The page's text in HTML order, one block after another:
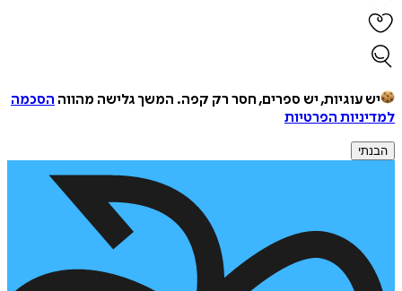
יש עוגיות, יש ספרים, חסר רק קפה. המשך גלישה מהווה הסכמה
למדיניות הפרטיות
הבנתי